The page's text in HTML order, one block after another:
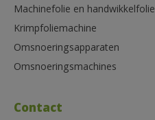
Machinefolie en handwikkelfolie
Krimpfoliemachine
Omsnoeringsapparaten
Omsnoeringsmachines
Contact